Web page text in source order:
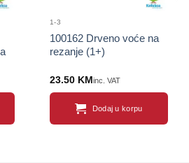
1-3
100162 Drveno voće na
rezanje (1+)
23.50 KM inc. VAT
Dodaj u korpu